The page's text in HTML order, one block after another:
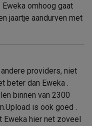
omhoog gaat
jaartje aandurven met
providers, niet
beter dan Eweka .
binnen van 2300
is ook goed .
hier net zoveel